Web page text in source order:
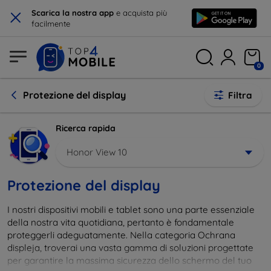
× Scarica la nostra app e acquista più
facilmente
0
Protezione del display Filtra
Ricerca rapida
Honor View 10
Protezione del display
I nostri dispositivi mobili e tablet sono una parte essenziale
della nostra vita quotidiana, pertanto è fondamentale
proteggerli adeguatamente. Nella categoria Ochrana
displeja, troverai una vasta gamma di soluzioni progettate
per garantire la massima sicurezza dello schermo del tuo